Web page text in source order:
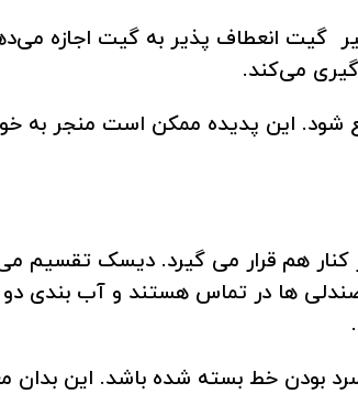
گیت انعطاف پذیر به گیت اجازه
می‌کند.
این پدیده ممکن است منجر به
هم قرار می گیرد. دیسک تقسیم می
صندلی ها در تماس هستند و آب بندی
بودن خط بسته شده باشد. این